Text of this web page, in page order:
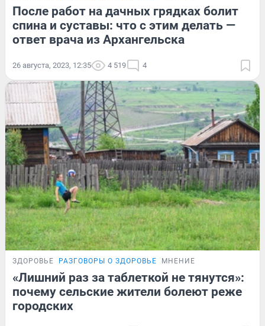
После работ на дачных грядках болит
спина и суставы: что с этим делать —
ответ врача из Архангельска
26 августа, 2023, 12:35 4 519 4
ЗДОРОВЬЕ РАЗГОВОРЫ О ЗДОРОВЬЕ МНЕНИЕ
«Лишний раз за таблеткой не тянутся»:
почему сельские жители болеют реже
городских